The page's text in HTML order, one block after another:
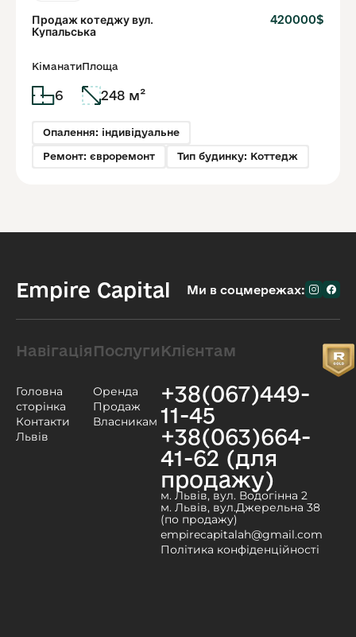
Продаж котеджу вул.
Купальська
420000$
Кіманати
6
Площа
248 м²
Опалення: індивідуальне
Ремонт: євроремонт Тип будинку: Коттедж
Empire Capital Ми в соцмережах:
Навігація
Головна
сторінка
Контакти
Львів
Послуги
Оренда
Продаж
Власникам
Клієнтам
+38(067)449-
11-45
+38(063)664-
41-62 (для
продажу)
м. Львів, вул. Водогінна 2
м. Львів, вул.Джерельна 38
(по продажу)
empirecapitalah@gmail.com
Політика конфіденційності